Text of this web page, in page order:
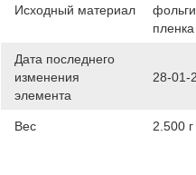
Исходный материал
пленка
Дата последнего
изменения
элемента
28-01-
Вес 2.500 г